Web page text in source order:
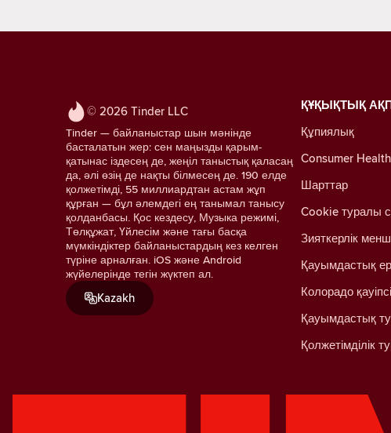
© 2026 Tinder LLC
Tinder — байланыстар шын мәнінде
басталатын жер: сен маңызды қарым-
қатынас іздесең де, жеңіл таныстық қаласаң
да, әлі өзің де нақты білмесең де. 190 елде
қолжетімді, 55 миллиардтан астам жұп
құрған — бұл әлемдегі ең танымал танысу
қолданбасы. Қос кездесу, Музыка режимі,
Төлқұжат, Үйлесім және тағы басқа
мүмкіндіктер байланыстардың кез келген
түріне арналған. iOS және Android
жүйелерінде тегін жүктеп ал.
Kazakh
ҚҰҚЫҚТЫҚ
Құпиялық
Consumer
Шарттар
Cookie туралы
Зияткерлік
Қауымдастық
Колорадо
Қауымдастық
Қолжетімділік